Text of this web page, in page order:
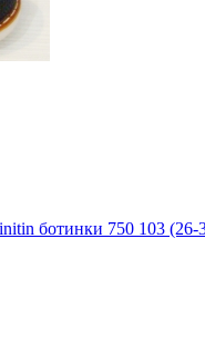
ботинки 750 103 (26-